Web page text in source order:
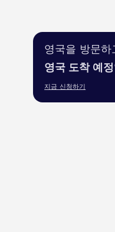
영국을 방문하
영국 도착 예
지금 신청하기